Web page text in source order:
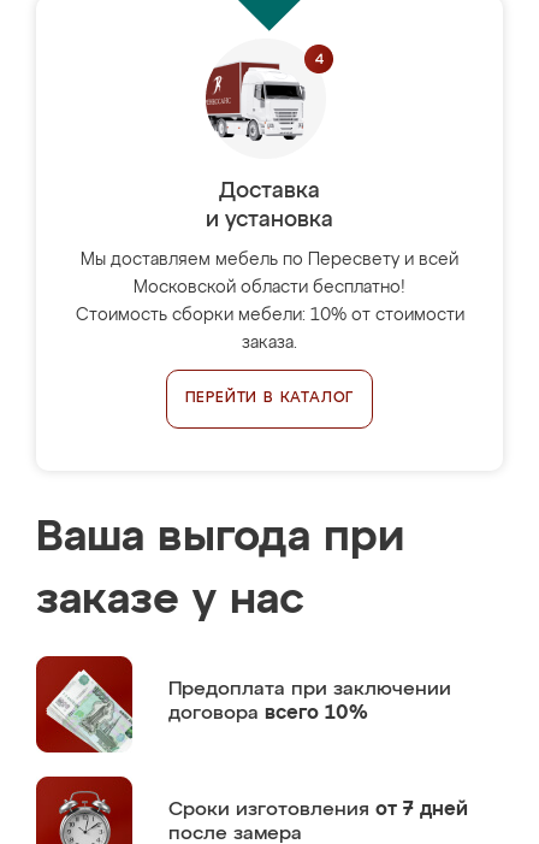
Доставка
и установка
Мы доставляем мебель по Пересвету и всей
Московской области бесплатно!
Стоимость сборки мебели: 10% от стоимости
заказа.
ПЕРЕЙТИ В КАТАЛОГ
Ваша выгода при
заказе у нас
Предоплата при заключении
договора всего 10%
Сроки изготовления от 7 дней
после замера